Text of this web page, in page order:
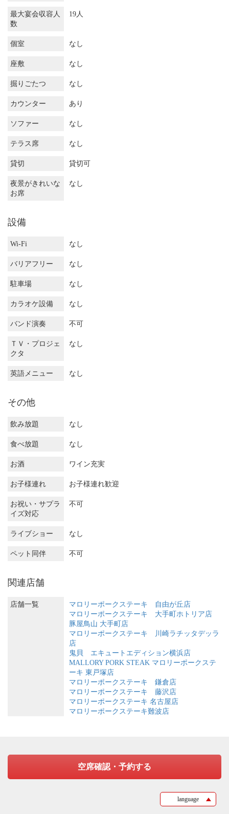
最大宴会収容人
数
19人
個室 なし
座敷 なし
掘りごたつ なし
カウンター あり
ソファー なし
テラス席 なし
貸切 貸切可
夜景がきれいな
お席
なし
設備
Wi-Fi なし
バリアフリー なし
駐車場 なし
カラオケ設備 なし
バンド演奏 不可
ＴＶ・プロジェ
クタ
なし
英語メニュー なし
その他
飲み放題 なし
食べ放題 なし
お酒 ワイン充実
お子様連れ お子様連れ歓迎
お祝い・サプラ
イズ対応
不可
ライブショー なし
ペット同伴 不可
関連店舗
店舗一覧
マロリーポークステーキ 自由が丘店
マロリーポークステーキ 大手町ホトリア店
豚屋鳥山 大手町店
マロリーポークステーキ 川崎ラチッタデッラ
店
鬼貝 エキュートエディション横浜店
MALLORY PORK STEAK マロリーポークステ
ーキ 東戸塚店
マロリーポークステーキ 鎌倉店
マロリーポークステーキ 藤沢店
マロリーポークステーキ 名古屋店
マロリーポークステーキ難波店
空席確認・予約する
language